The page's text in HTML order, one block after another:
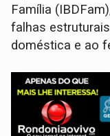
Família
falhas
doméstica e ao